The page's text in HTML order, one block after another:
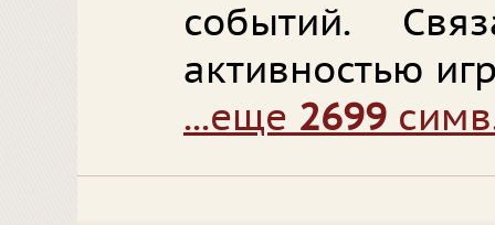
событий.
активностью
...еще 2699